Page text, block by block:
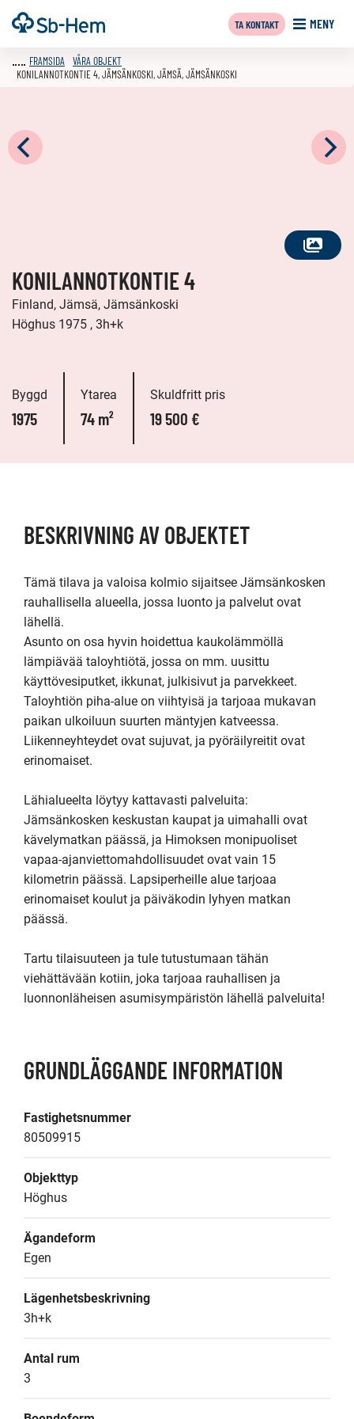
Till
innehållet
Framsida MENY
TA KONTAKT
SE
FRAMSIDA VÅRA OBJEKT
KONILANNOTKONTIE 4, JÄMSÄNKOSKI, JÄMSÄ, JÄMSÄNKOSKI
KONILANNOTKONTIE 4
Finland, Jämsä, Jämsänkoski
Höghus 1975 , 3h+k
Byggd
1975
Ytarea
74 m²
Skuldfritt pris
19 500 €
BESKRIVNING AV OBJEKTET
Tämä tilava ja valoisa kolmio sijaitsee Jämsänkosken
rauhallisella alueella, jossa luonto ja palvelut ovat
lähellä.
Asunto on osa hyvin hoidettua kaukolämmöllä
lämpiävää taloyhtiötä, jossa on mm. uusittu
käyttövesiputket, ikkunat, julkisivut ja parvekkeet.
Taloyhtiön piha-alue on viihtyisä ja tarjoaa mukavan
paikan ulkoiluun suurten mäntyjen katveessa.
Liikenneyhteydet ovat sujuvat, ja pyöräilyreitit ovat
erinomaiset.
Lähialueelta löytyy kattavasti palveluita:
Jämsänkosken keskustan kaupat ja uimahalli ovat
kävelymatkan päässä, ja Himoksen monipuoliset
vapaa-ajanviettomahdollisuudet ovat vain 15
kilometrin päässä. Lapsiperheille alue tarjoaa
erinomaiset koulut ja päiväkodin lyhyen matkan
päässä.
Tartu tilaisuuteen ja tule tutustumaan tähän
viehättävään kotiin, joka tarjoaa rauhallisen ja
luonnonläheisen asumisympäristön lähellä palveluita!
GRUNDLÄGGANDE INFORMATION
Fastighetsnummer
80509915
Objekttyp
Höghus
Ägandeform
Egen
Lägenhetsbeskrivning
3h+k
Antal rum
3